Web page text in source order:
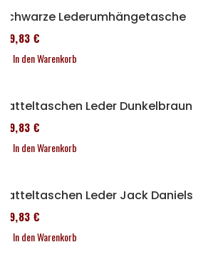
Schwarze Lederumhängetasche
119,83 €
In den Warenkorb
Satteltaschen Leder Dunkelbraun
119,83 €
In den Warenkorb
Satteltaschen Leder Jack Daniels
119,83 €
In den Warenkorb